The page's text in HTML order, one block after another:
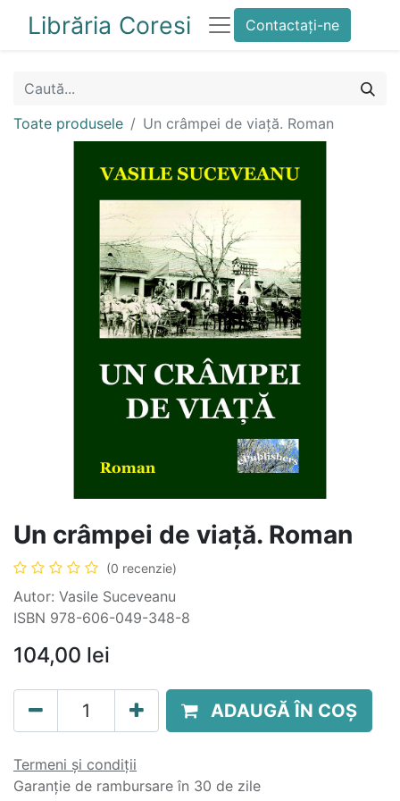
Librăria Coresi Contactați-ne
Toate produsele Un crâmpei de viață. Roman
Un crâmpei de viață. Roman
(0 recenzie)
Autor: Vasile Suceveanu
ISBN 978-606-049-348-8
104,00 lei
ADAUGĂ ÎN COȘ
Termeni și condiții
Garanție de rambursare în 30 de zile